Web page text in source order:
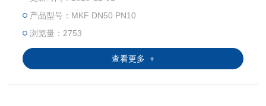
堰水利工程应用宝瓶口的水位观测水量大小等等。 比勒 流
量计产品型号：MKF DN50 PN10
浏览量：2753
查看更多 +